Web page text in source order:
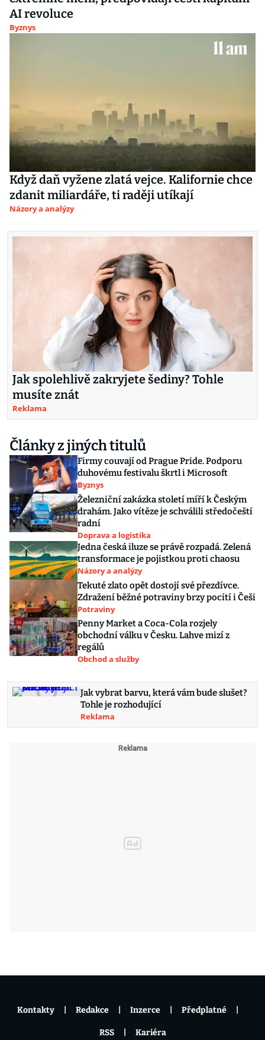
AI revoluce
Byznys
Když daň vyžene zlatá vejce. Kalifornie chce
zdanit miliardáře, ti raději utíkají
Názory a analýzy
Jak spolehlivě zakryjete šediny? Tohle
musíte znát
Reklama
Články z jiných titulů
Firmy couvají od Prague Pride. Podporu
duhovému festivalu škrtl i Microsoft
Byznys
Železniční zakázka století míří k Českým
drahám. Jako vítěze je schválili středočeští
radní
Doprava a logistika
Jedna česká iluze se právě rozpadá. Zelená
transformace je pojistkou proti chaosu
Názory a analýzy
Tekuté zlato opět dostojí své přezdívce.
Zdražení běžné potraviny brzy pocítí i Češi
Potraviny
Penny Market a Coca-Cola rozjely
obchodní válku v Česku. Lahve mizí z
regálů
Obchod a služby
Jak vybrat barvu, která vám bude slušet?
Tohle je rozhodující
Reklama
Kontakty Redakce Inzerce Předplatné
RSS Kariéra